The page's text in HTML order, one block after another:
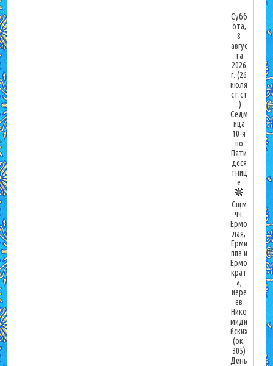
Субб
ота,
8
авгус
та
2026
г.(26
июля
ст.ст
.)
Седм
ица
10-я
по
Пяти
деся
тниц
е
Сщм
чч.
Ермо
лая,
Ерми
ппа и
Ермо
крат
а,
иере
ев
Нико
миди
йских
(ок.
305)
День